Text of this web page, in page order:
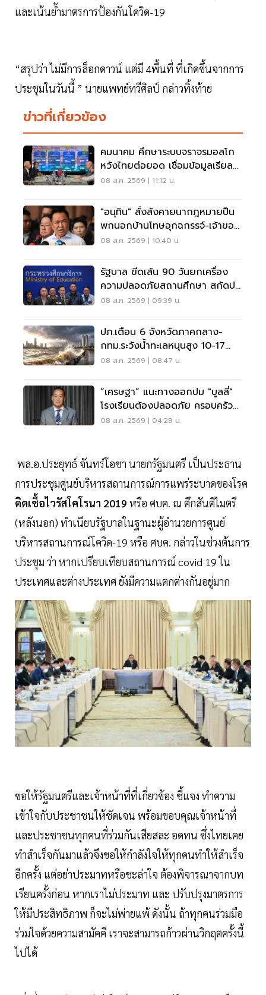
และเน้นย้ำมาตรการป้องกันโควิด-19
“สรุปว่า ไม่มีการล็อกดาวน์ แต่มี 4พื้นที่ ที่เกิดขึ้นจากการ
ประชุมในวันนี้ ” นายแพทย์ทวีศิลป์ กล่าวทิ้งท้าย
ข่าวที่เกี่ยวข้อง
คมนาคม ศึกษาระบบจราจรมอสโก
หวังไทยต่อยอด เชื่อมข้อมูลเรียล
ไทม์ แก้รถติด
08 ส.ค. 2569 | 11:12 น.
"อนุทิน" สั่งสังคายนากฎหมายปืน
พกนอกบ้านโทษอุกฉกรรจ์-เจ้าของ
โดนหนัก
08 ส.ค. 2569 | 10:40 น.
รัฐบาล ขีดเส้น 90 วันยกเครื่อง
ความปลอดภัยสถานศึกษา สกัดปม
บูลลี่
08 ส.ค. 2569 | 09:39 น.
ปภ.เตือน 6 จังหวัดภาคกลาง-
กทม.ระวังน้ำทะเลหนุนสูง 10-17
ส.ค.69
08 ส.ค. 2569 | 08:47 น.
“เศรษฐา” แนะทางออกปม "บูลลี่"
โรงเรียนต้องปลอดภัย ครอบครัว
ต้องรับฟัง
08 ส.ค. 2569 | 04:28 น.
พล.อ.ประยุทธ์ จันทร์โอชา นายกรัฐมนตรี เป็นประธาน
การประชุมศูนย์บริหารสถานการณ์การแพร่ระบาดของโรค
ติดเชื้อไวรัสโคโรนา 2019 หรือ ศบค. ณ ตึกสันติไมตรี
(หลังนอก) ทำเนียบรัฐบาลในฐานะผู้อำนวยการศูนย์
บริหารสถานการณ์โควิด-19 หรือ ศบค. กล่าวในช่วงต้นการ
ประชุม ว่า หากเปรียบเทียบสถานการณ์ covid 19 ใน
ประเทศและต่างประเทศ ยังมีความแตกต่างกันอยู่มาก
ขอให้รัฐมนตรีและเจ้าหน้าที่ที่เกี่ยวข้อง ชี้แจง ทำความ
เข้าใจกับประชาชนให้ชัดเจน พร้อมขอบคุณเจ้าหน้าที่
และประชาชนทุกคนที่ร่วมกันเสียสละ อดทน ซึ่งไทยเคย
ทำสำเร็จกันมาแล้วจึงขอให้กำลังใจให้ทุกคนทำให้สำเร็จ
อีกครั้ง แต่อย่าประมาทหรือชะล่าใจ ต้องพิจารณาจากบท
เรียนครั้งก่อน หากเราไม่ประมาท และ ปรับปรุงมาตรการ
ให้มีประสิทธิภาพ ก็จะไม่พ่ายแพ้ ดังนั้น ถ้าทุกคนร่วมมือ
ร่วมใจด้วยความสามัคคี เราจะสามารถก้าวผ่านวิกฤตครั้งนี้
ไปได้